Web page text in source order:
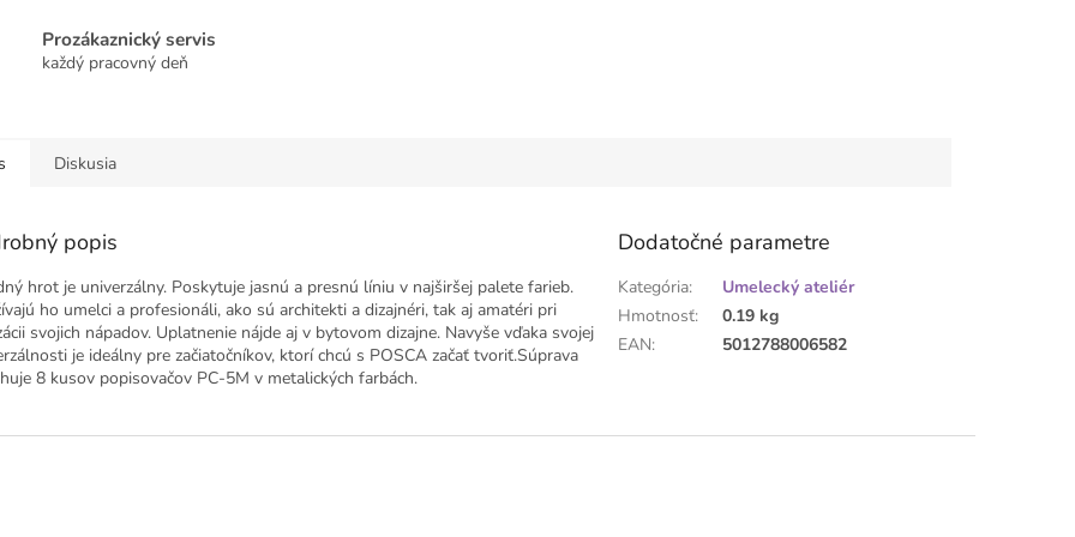
Prozákaznický servis
každý pracovný deň
Diskusia
popis
hrot je univerzálny. Poskytuje jasnú a presnú líniu v najširšej palete farieb.
ho umelci a profesionáli, ako sú architekti a dizajnéri, tak aj amatéri pri
svojich nápadov. Uplatnenie nájde aj v bytovom dizajne. Navyše vďaka svojej
je ideálny pre začiatočníkov, ktorí chcú s POSCA začať tvoriť.Súprava
8 kusov popisovačov PC-5M v metalických farbách.
Dodatočné parametre
Kategória:
Umelecký ateliér
Hmotnosť:
0.19 kg
EAN: 5012788006582